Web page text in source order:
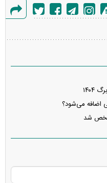
اضافه می‌شود؟
شد